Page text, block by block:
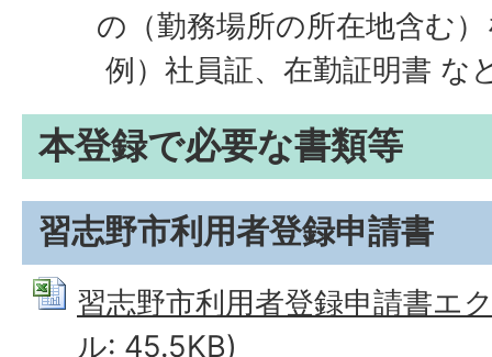
の（勤務場所の所在地含む
例）社員証、在勤証明書 な
本登録で必要な書類等
習志野市利用者登録申請書
習志野市利用者登録申請書エ
ル: 45.5KB)